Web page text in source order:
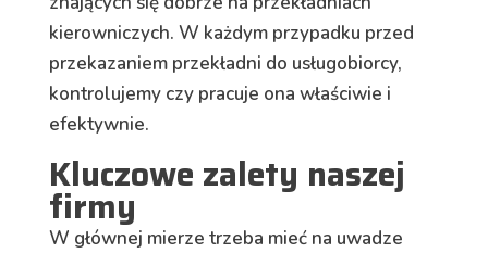
kierowniczych. W każdym przypadku przed
przekazaniem przekładni do usługobiorcy,
kontrolujemy czy pracuje ona właściwie i
efektywnie.
Kluczowe zalety naszej
firmy
W głównej mierze trzeba mieć na uwadze